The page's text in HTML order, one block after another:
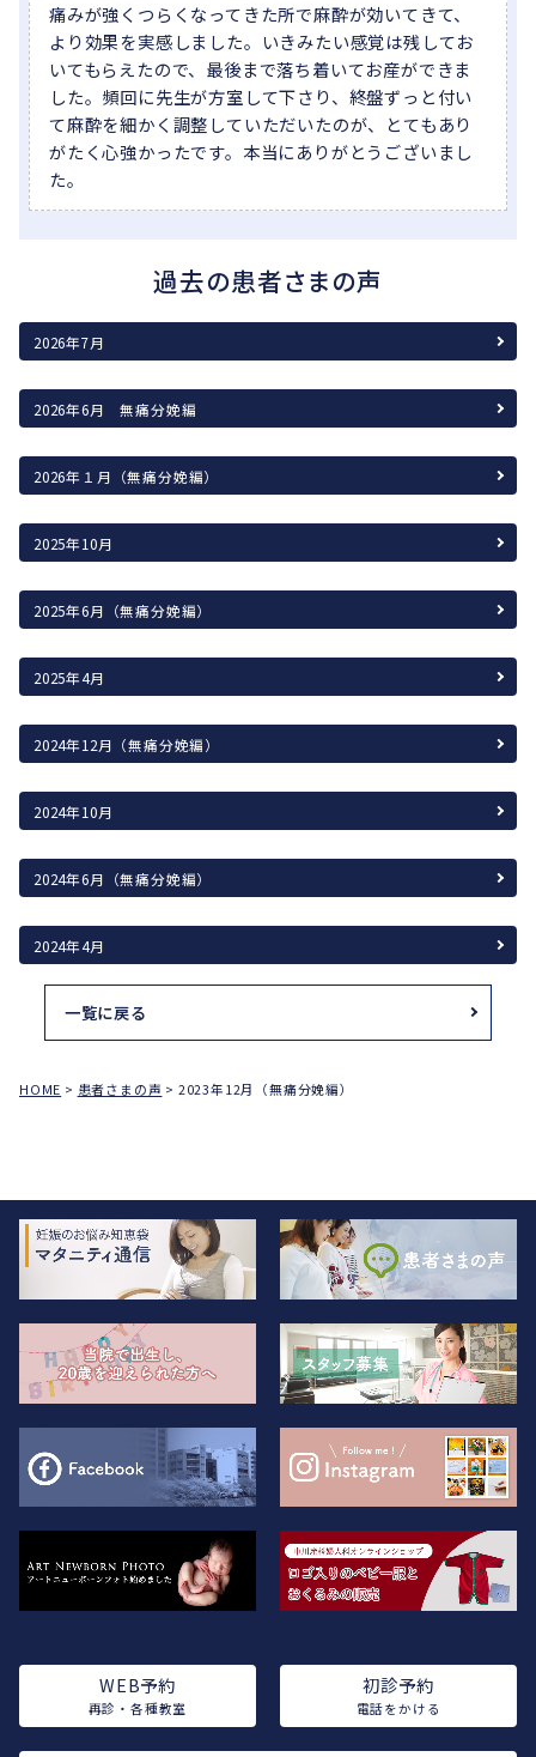
痛みが強くつらくなってきた所で麻酔が効いてきて、
より効果を実感しました。いきみたい感覚は残してお
いてもらえたので、最後まで落ち着いてお産ができま
した。頻回に先生が方室して下さり、終盤ずっと付い
て麻酔を細かく調整していただいたのが、とてもあり
がたく心強かったです。本当にありがとうございまし
た。
過去の患者さまの声
2026年7月
2026年6月 無痛分娩編
2026年１月（無痛分娩編）
2025年10月
2025年6月（無痛分娩編）
2025年4月
2024年12月（無痛分娩編）
2024年10月
2024年6月（無痛分娩編）
2024年4月
一覧に戻る
HOME > 患者さまの声 > 2023年12月（無痛分娩編）
WEB予約
再診・各種教室
初診予約
電話をかける